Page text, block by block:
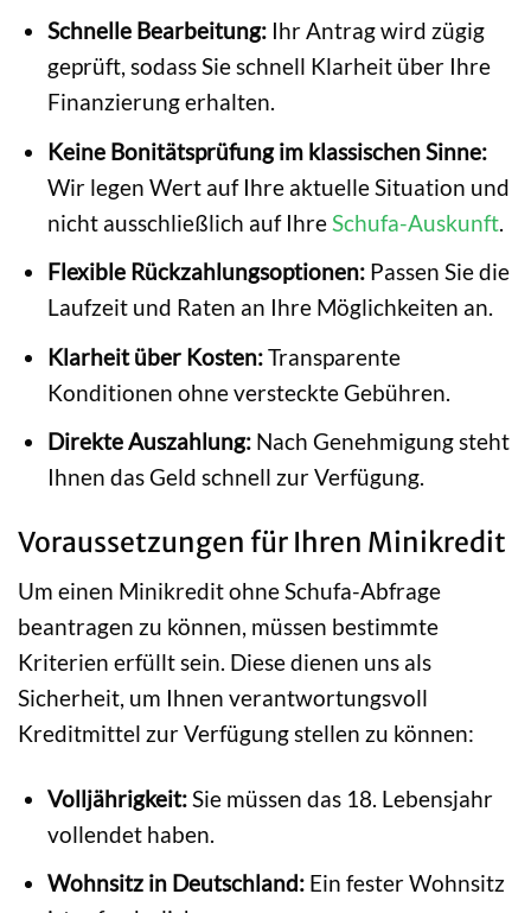
Schnelle Bearbeitung:Ihr Antrag wird zügig
geprüft, sodass Sie schnell Klarheit über Ihre
Finanzierung erhalten.
Keine Bonitätsprüfung im klassischen Sinne:
Wir legen Wert auf Ihre aktuelle Situation und
nicht ausschließlich auf IhreSchufa-Auskunft.
Flexible Rückzahlungsoptionen:Passen Sie die
Laufzeit und Raten an Ihre Möglichkeiten an.
Klarheit über Kosten:Transparente
Konditionen ohne versteckte Gebühren.
Direkte Auszahlung:Nach Genehmigung steht
Ihnen das Geld schnell zur Verfügung.
Voraussetzungen für Ihren Minikredit
Um einen Minikredit ohne Schufa-Abfrage
beantragen zu können, müssen bestimmte
Kriterien erfüllt sein. Diese dienen uns als
Sicherheit, um Ihnen verantwortungsvoll
Kreditmittel zur Verfügung stellen zu können:
Volljährigkeit:Sie müssen das 18. Lebensjahr
vollendet haben.
Wohnsitz in Deutschland:Ein fester Wohnsitz